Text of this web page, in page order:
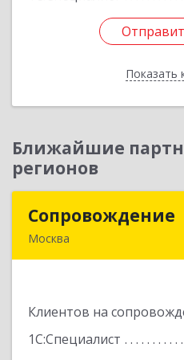
Показать
Ближайшие
регионов
Сопровождение
Москва
Клиентов на
1С:Специалист